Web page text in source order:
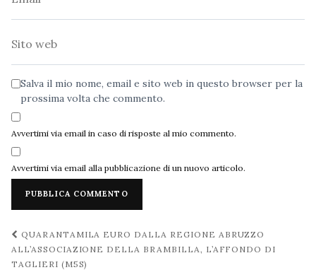
Salva il mio nome, email e sito web in questo browser per la
prossima volta che commento.
Avvertimi via email in caso di risposte al mio commento.
Avvertimi via email alla pubblicazione di un nuovo articolo.
Navigazione
post
QUARANTAMILA EURO DALLA REGIONE ABRUZZO
ALL’ASSOCIAZIONE DELLA BRAMBILLA, L’AFFONDO DI
TAGLIERI (M5S)